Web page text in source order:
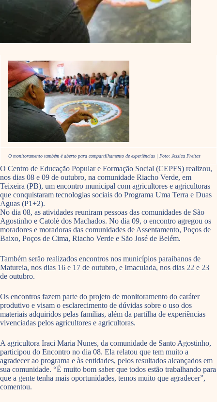
O monitoramento também é aberto para compartilhamento de experiências | Foto: Jessica Freitas
O Centro de Educação Popular e Formação Social (CEPFS) realizou,
nos dias 08 e 09 de outubro, na comunidade Riacho Verde, em
Teixeira (PB), um encontro municipal com agricultores e agricultoras
que conquistaram tecnologias sociais do Programa Uma Terra e Duas
Águas (P1+2).
No dia 08, as atividades reuniram pessoas das comunidades de São
Agostinho e Catolé dos Machados. No dia 09, o encontro agregou os
moradores e moradoras das comunidades de Assentamento, Poços de
Baixo, Poços de Cima, Riacho Verde e São José de Belém.
Também serão realizados encontros nos municípios paraibanos de
Matureia, nos dias 16 e 17 de outubro, e Imaculada, nos dias 22 e 23
de outubro.
Os encontros fazem parte do projeto de monitoramento do caráter
produtivo e visam o esclarecimento de dúvidas sobre o uso dos
materiais adquiridos pelas famílias, além da partilha de experiências
vivenciadas pelos agricultores e agricultoras.
A agricultora Iraci Maria Nunes, da comunidade de Santo Agostinho,
participou do Encontro no dia 08. Ela relatou que tem muito a
agradecer ao programa e às entidades, pelos resultados alcançados em
sua comunidade. “É muito bom saber que todos estão trabalhando para
que a gente tenha mais oportunidades, temos muito que agradecer”,
comentou.